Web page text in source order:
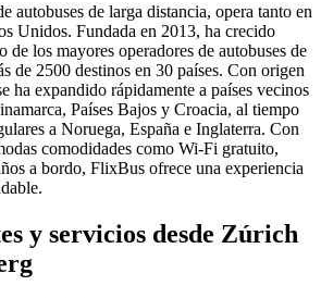
autobuses de larga distancia, opera tanto en
Unidos. Fundada en 2013, ha crecido
de los mayores operadores de autobuses de
de 2500 destinos en 30 países. Con origen
ha expandido rápidamente a países vecinos
Países Bajos y Croacia, al tiempo
a Noruega, España e Inglaterra. Con
comodidades como Wi-Fi gratuito,
a bordo, FlixBus ofrece una experiencia
y servicios desde Zúrich